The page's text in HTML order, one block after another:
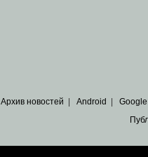
Архив новостей Android Google